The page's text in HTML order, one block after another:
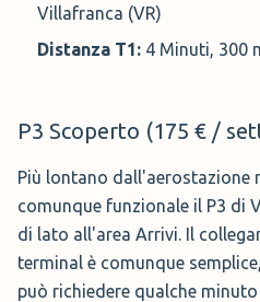
Villafranca (VR)
Distanza T1: 4 Minuti, 300
P3 Scoperto (175 € /
Più lontano dall'aerostazione
comunque funzionale il P3 di
di lato all'area Arrivi. Il
terminal è comunque
può richiedere qualche